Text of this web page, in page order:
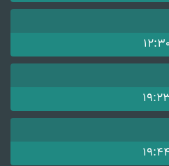
12:30
19:44